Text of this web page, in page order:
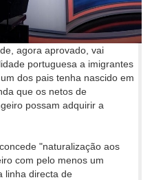
agora aprovado, vai
portuguesa a imigrantes
dos pais tenha nascido em
que os netos de
possam adquirir a
"naturalização aos
com pelo menos um
linha directa de